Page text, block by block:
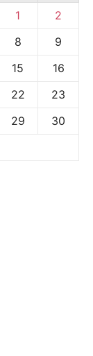
1
2
8
9
15
16
22
23
29
30